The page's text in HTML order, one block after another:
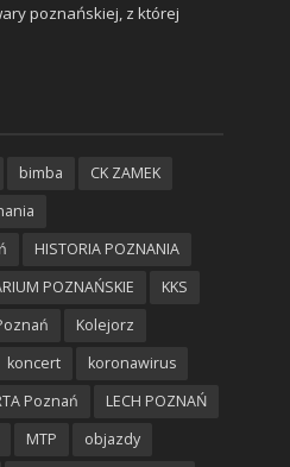
poznańskiej, z której
bimba
CK ZAMEK
HISTORIA POZNANIA
POZNAŃSKIE
KKS
Kolejorz
koncert
koronawirus
Poznań
LECH POZNAŃ
MTP
objazdy